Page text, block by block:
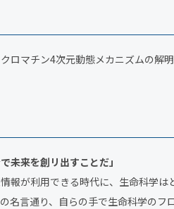
ロマチン4次元動態メカニズムの解
未来を創リ出すことだ」
報が利用できる時代に、生命科学
名言通り、自らの手で生命科学のフ